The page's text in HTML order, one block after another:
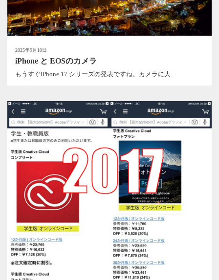
2025年9月10日
iPhone と EOSのカメラ
もうすぐiPhone 17 シリーズの発表ですね。カメラに大...